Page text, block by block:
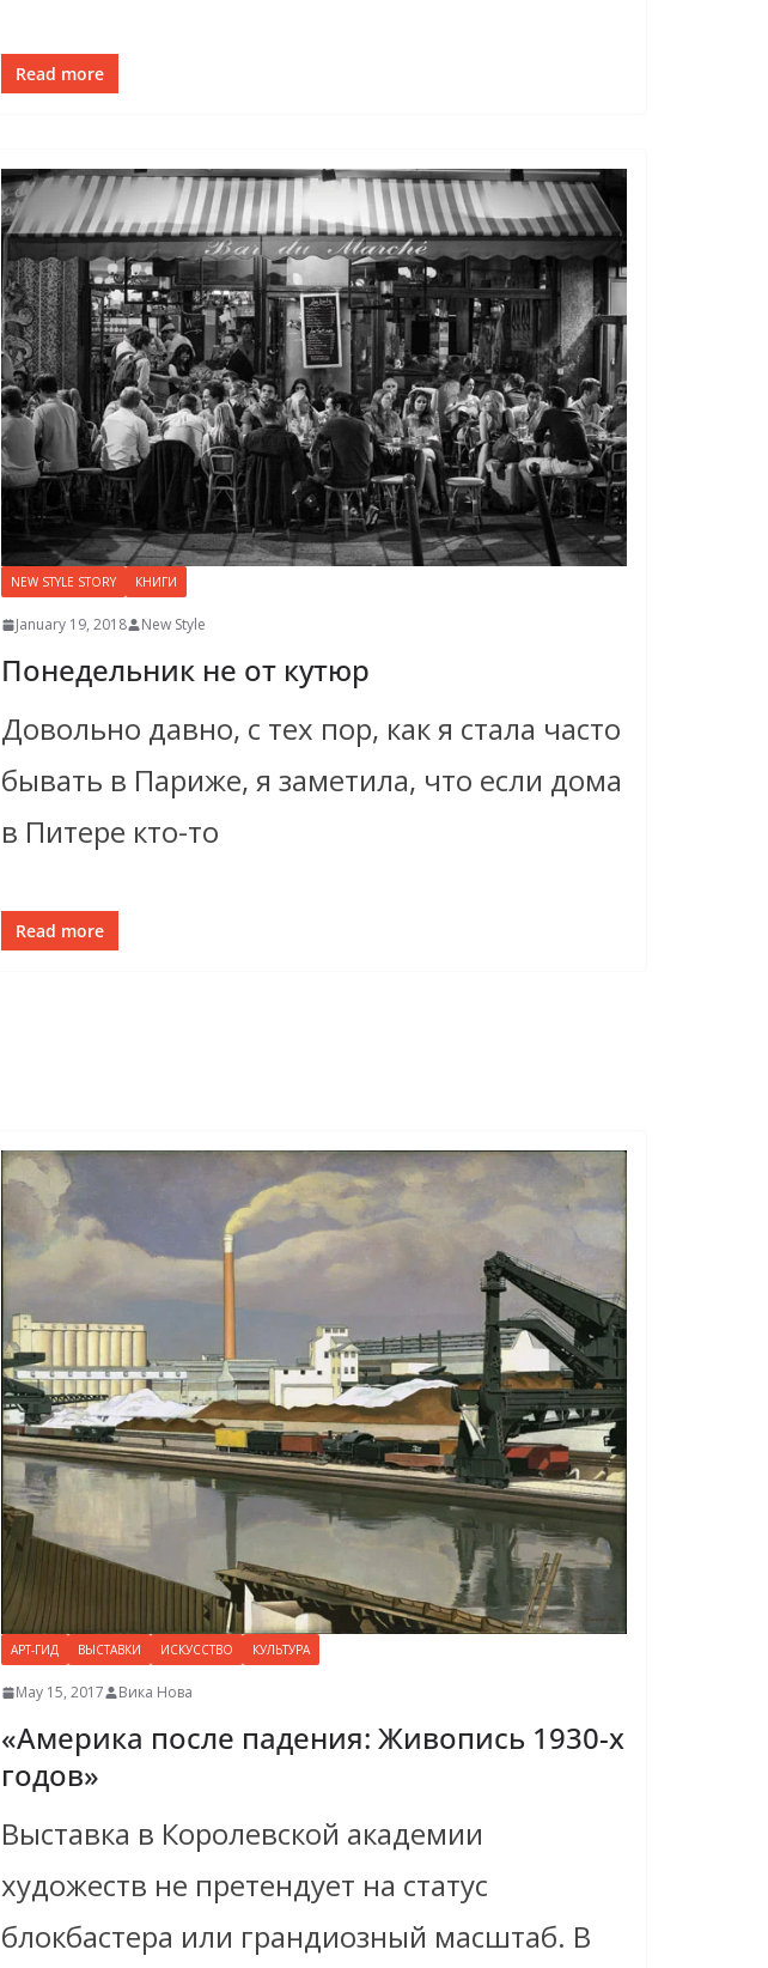
Read more
NEW STYLE STORY КНИГИ
January 19, 2018 New Style
Понедельник не от кутюр
Довольно давно, с тех пор, как я стала часто
бывать в Париже, я заметила, что если дома
в Питере кто-то
Read more
АРТ-ГИД ВЫСТАВКИ ИСКУССТВО КУЛЬТУРА
May 15, 2017 Вика Нова
«Америка после падения: Живопись 1930-х
годов»
Выставка в Королевской академии
художеств не претендует на статус
блокбастера или грандиозный масштаб. В